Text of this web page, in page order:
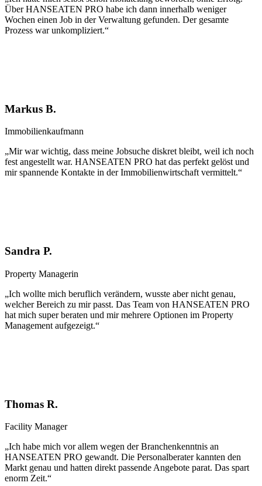
Über HANSEATEN PRO habe ich dann innerhalb weniger
Wochen einen Job in der Verwaltung gefunden. Der gesamte
Prozess war unkompliziert.“
Markus B.
Immobilienkaufmann
„Mir war wichtig, dass meine Jobsuche diskret bleibt, weil ich noch
fest angestellt war. HANSEATEN PRO hat das perfekt gelöst und
mir spannende Kontakte in der Immobilienwirtschaft vermittelt.“
Sandra P.
Property Managerin
„Ich wollte mich beruflich verändern, wusste aber nicht genau,
welcher Bereich zu mir passt. Das Team von HANSEATEN PRO
hat mich super beraten und mir mehrere Optionen im Property
Management aufgezeigt.“
Thomas R.
Facility Manager
„Ich habe mich vor allem wegen der Branchenkenntnis an
HANSEATEN PRO gewandt. Die Personalberater kannten den
Markt genau und hatten direkt passende Angebote parat. Das spart
enorm Zeit.“